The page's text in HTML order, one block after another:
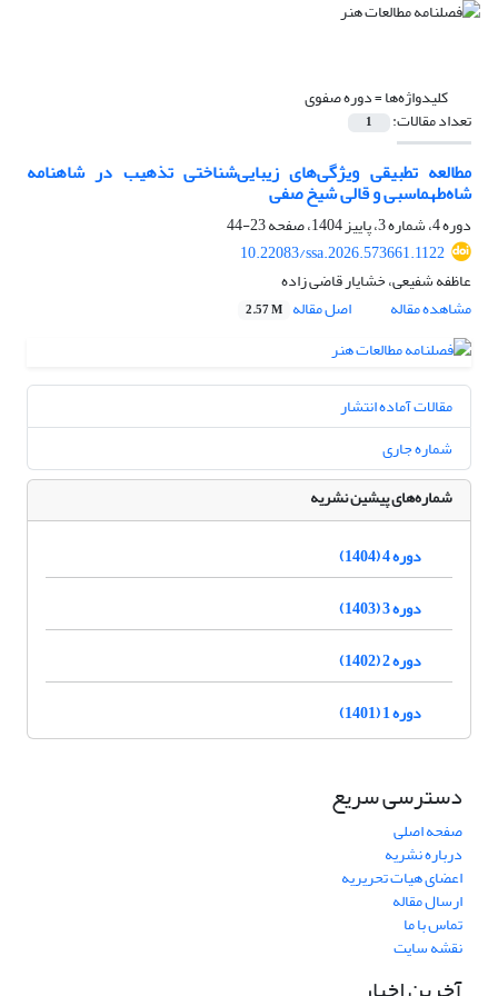
کلیدواژه‌ها =دوره صفوی
تعداد مقالات: 1
مطالعه تطبیقی ویژگی‌های زیبایی‌شناختی تذهیب در شاهنامه
شاه‌طهماسبی و قالی شیخ صفی
دوره 4، شماره 3، پاییز 1404، صفحه
23-44
10.22083/ssa.2026.573661.1122
عاظفه شفیعی، خشایار قاضی زاده
مشاهده مقاله
اصل مقاله 2.57 M
مقالات آماده انتشار
شماره جاری
شماره‌های پیشین نشریه
دوره 4 (1404)
دوره 3 (1403)
دوره 2 (1402)
دوره 1 (1401)
دسترسی سریع
صفحه اصلی
درباره نشریه
اعضای هیات تحریریه
ارسال مقاله
تماس با ما
نقشه سایت